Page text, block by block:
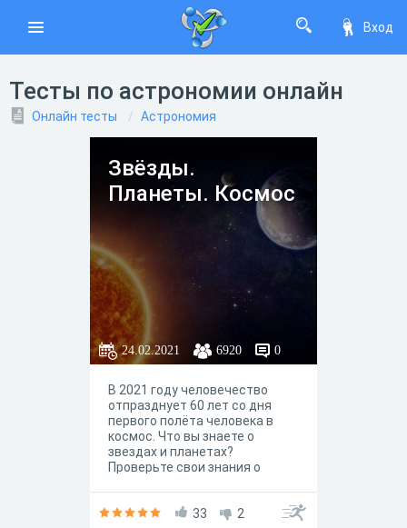
Вход
Тесты по астрономии онлайн
Онлайн тесты Астрономия
Звёзды.
Планеты. Космос
24.02.2021 6920 0
В 2021 году человечество
отпразднует 60 лет со дня
первого полёта человека в
космос. Что вы знаете о
звездах и планетах?
Проверьте свои знания о
33 2